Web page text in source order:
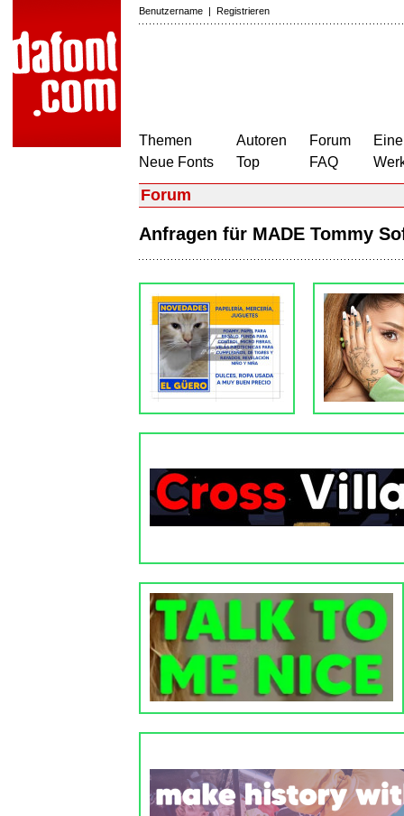
Benutzername | Registrieren
Themen
Neue Fonts
Autoren
Top
Forum
FAQ
Forum
Anfragen für MADE Tommy